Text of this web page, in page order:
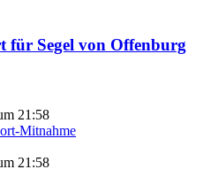
für Segel von Offenburg
21:58
Mitnahme
21:58